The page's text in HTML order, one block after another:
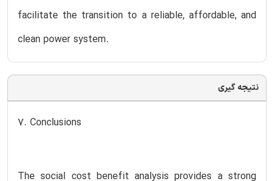
facilitate the transition to a reliable, affordable, and
clean power system.
نتیجه گیری
7. Conclusions
The social cost benefit analysis provides a strong